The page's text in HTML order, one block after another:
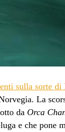
sulla sorte
La
da Orca
e che pone